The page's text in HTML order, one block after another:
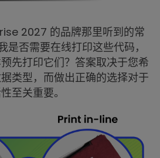
2027 的品牌那里听到的常
是否需要在线打印这些代码，
先打印它们？答案取决于您希
类型，而做出正确的选择对于
至关重要。